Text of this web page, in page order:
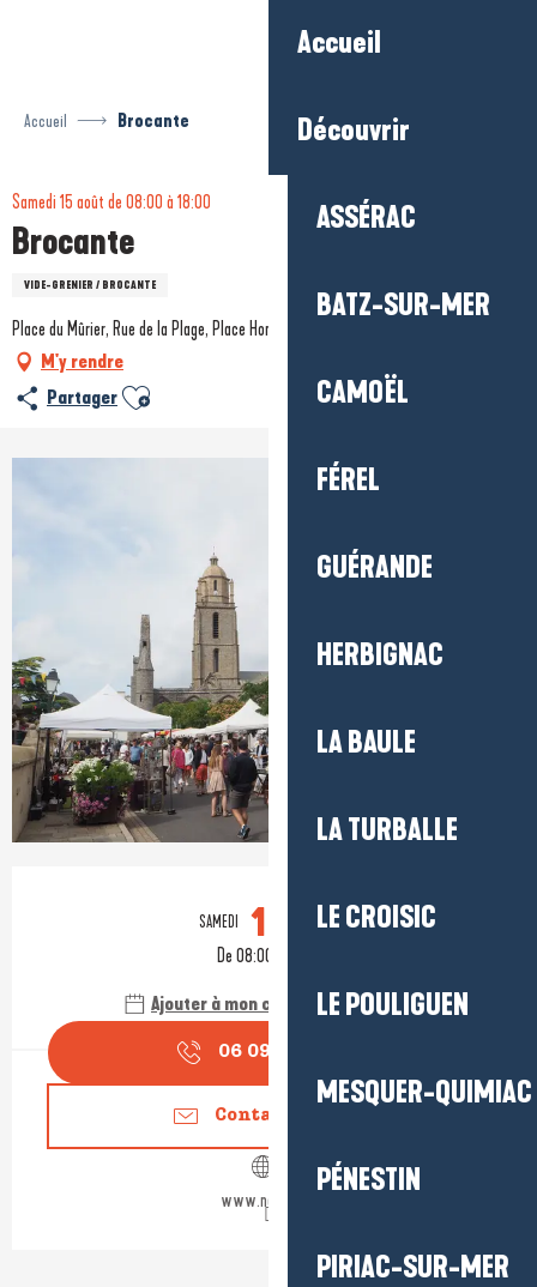
Accueil
Découvrir
ASSÉRAC
BATZ-SUR-MER
CAMOËL
FÉREL
GUÉRANDE
HERBIGNAC
LA BAULE
LA TURBALLE
LE CROISIC
LE POULIGUEN
MESQUER-QUIMIAC
PÉNESTIN
PIRIAC-SUR-MER
Accueil Brocante
Samedi 15 août de 08:00 à 18:00
Brocante
VIDE-GRENIER / BROCANTE
Place du Mûrier, Rue de la Plage, Place Honoré de Balzac, 44740 Batz-sur-Mer
M'y rendre
Partager Ajouter aux favoris
Ouverture et coordonnées
SAMEDI 15 AOÛT
De 08:00 à 18:00
Ajouter à mon calendrier Google
06 09 78 24
Contactez-nous
www.nantes.fr